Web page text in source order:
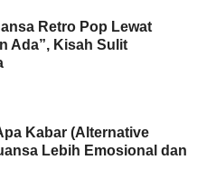
Retro Pop Lewat
Ada”, Kisah Sulit
Kabar (Alternative
Lebih Emosional dan